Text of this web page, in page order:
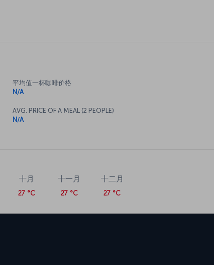
平均值一杯咖啡价格
N/A
AVG. PRICE OF A MEAL (2 PEOPLE)
N/A
十月
27 °C
十一月
27 °C
十二月
27 °C